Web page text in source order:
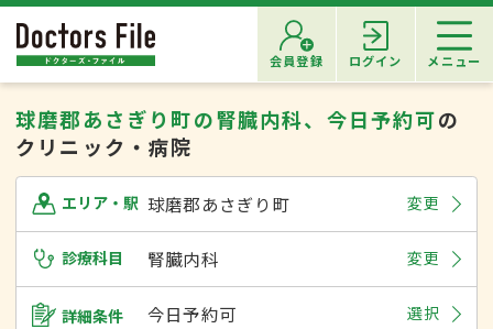
会員登録 ログイン メニュー
球磨郡あさぎり町の腎臓内科、今日予約可の
クリニック・病院
エリア・駅 球磨郡あさぎり町 変更
診療科目 腎臓内科 変更
詳細条件 今日予約可 選択